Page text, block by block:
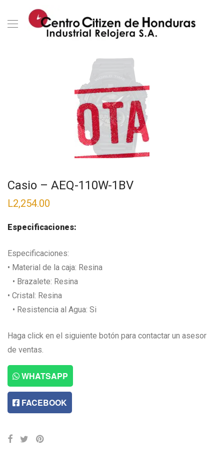
Casio – AEQ-110W-1BV
L2,254.00
Especificaciones:
Especificaciones:
• Material de la caja: Resina
• Brazalete: Resina
• Cristal: Resina
• Resistencia al Agua: Si
Haga click en el siguiente botón para contactar un asesor
de ventas.
WHATSAPP
FACEBOOK